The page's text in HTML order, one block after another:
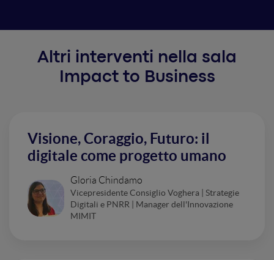
Altri interventi nella sala
Impact to Business
Visione, Coraggio, Futuro: il
digitale come progetto umano
Gloria Chindamo
Vicepresidente Consiglio Voghera | Strategie
Digitali e PNRR | Manager dell'Innovazione
MIMIT